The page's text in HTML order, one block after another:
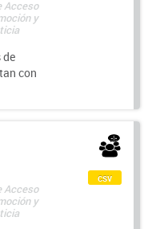
Acceso
y
de
con
Acceso
y
csv